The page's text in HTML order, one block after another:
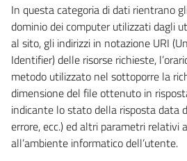
In questa categoria di dati rientrano
dominio dei computer utilizzati dagli
al sito, gli indirizzi in notazione URI
Identifier) delle risorse richieste,
metodo utilizzato nel sottoporre la
dimensione del file ottenuto in
indicante lo stato della risposta data
errore, ecc.) ed altri parametri relativi
all’ambiente informatico dell’utente.